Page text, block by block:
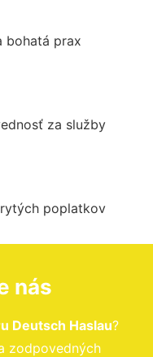
bohatá prax
za služby
poplatkov
nás
Deutsch Haslau?
zodpovedných